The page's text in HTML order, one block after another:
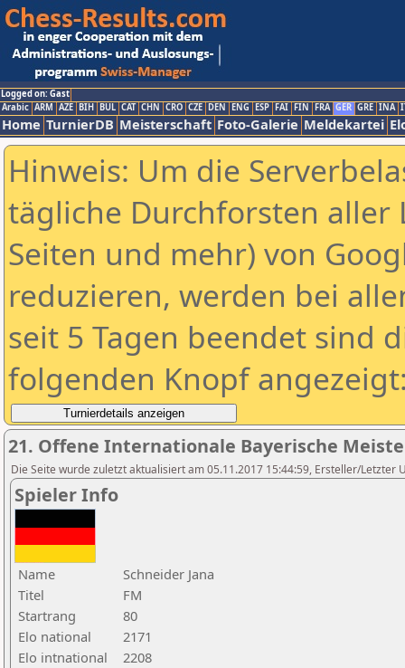
Logged on: Gast
Arabic ARM AZE BIH BUL CAT CHN CRO CZE DEN ENG ESP FAI FIN FRA GER GRE INA
Home TurnierDB Meisterschaft Foto-Galerie Meldekartei
Hinweis: Um die
tägliche Durchforsten aller
Seiten und mehr) von
reduzieren, werden bei
seit 5 Tagen beendet sind
folgenden Knopf
21. Offene Internationale Bayerische
Die Seite wurde zuletzt aktualisiert am 05.11.2017 15:44:59, Ersteller/Letzter
Spieler Info
Name
Schneider Jana
Titel
FM
Startrang
80
Elo national
2171
Elo intnational
2208